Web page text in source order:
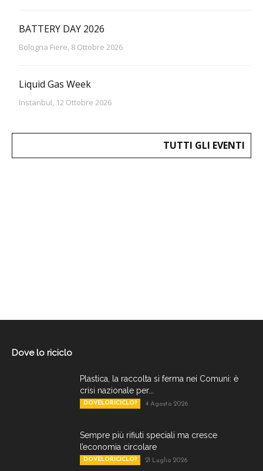
BATTERY DAY 2026
Bologna Fiere, 8 Ottobre 2026
Liquid Gas Week
Instanbul, 12 Ottobre 2026
TUTTI GLI EVENTI
Dove lo riciclo
Plastica, la raccolta si ferma nei Comuni: è
crisi nazionale per...
DOVELORICICLO? 4 Agosto 2026
Sempre più rifiuti speciali ma cresce
l’economia circolare
DOVELORICICLO? 21 Luglio 2026